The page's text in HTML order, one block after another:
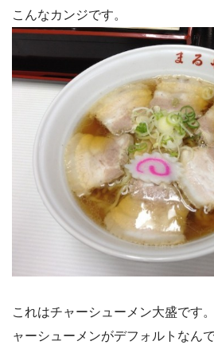
こんなカンジです。
これはチャーシューメン大盛です
ャーシューメンがデフォルトなん